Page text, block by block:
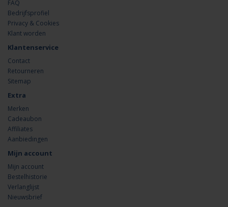
FAQ
Bedrijfsprofiel
Privacy & Cookies
Klant worden
Klantenservice
Contact
Retourneren
Sitemap
Extra
Merken
Cadeaubon
Affiliates
Aanbiedingen
Mijn account
Mijn account
Bestelhistorie
Verlanglijst
Nieuwsbrief